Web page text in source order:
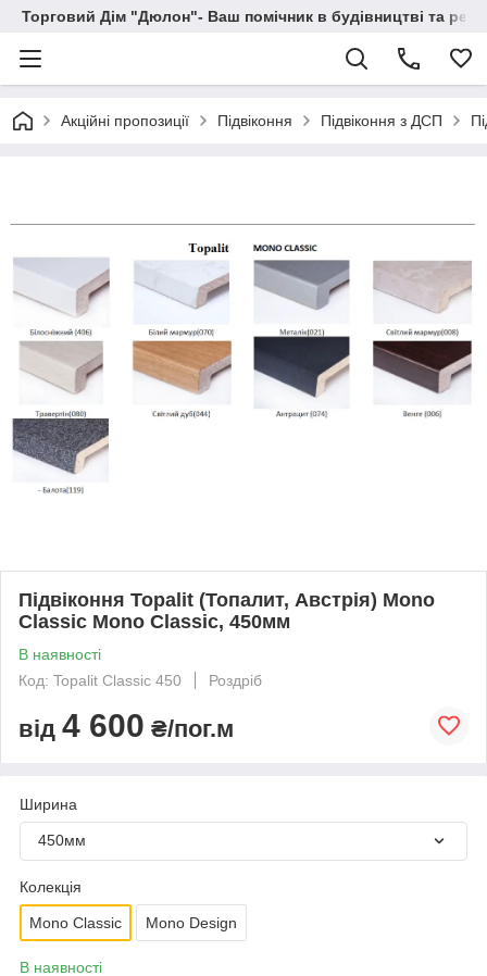
Торговий Дім "Дюлон"- Ваш помічник в будівництві та
Акційні пропозиції Підвіконня Підвіконня з ДСП
Підвіконня Topalit (Топалит, Австрія) Mono
Classic Mono Classic, 450мм
В наявності
Код: Topalit Classic 450
Роздріб
від 4 600 ₴/пог.м
Ширина
450мм
Колекція
Mono Classic Mono Design
В наявності